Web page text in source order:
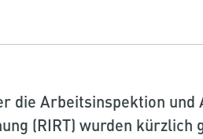
die Arbeitsinspektion und
( RIRT
) wurden kürzlich